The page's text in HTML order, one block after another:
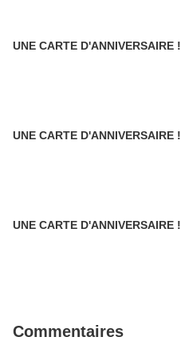
UNE CARTE D'ANNIVERSAIRE !
UNE CARTE D'ANNIVERSAIRE !
UNE CARTE D'ANNIVERSAIRE !
Commentaires